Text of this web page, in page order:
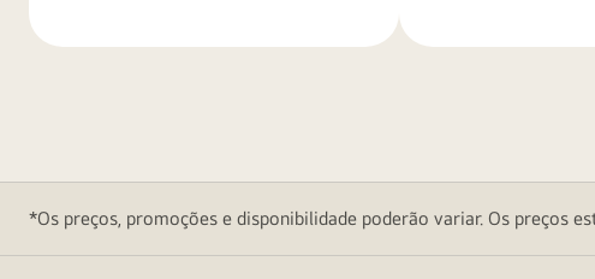
*Os preços, promoções e disponibilidade poderão variar. Os preços